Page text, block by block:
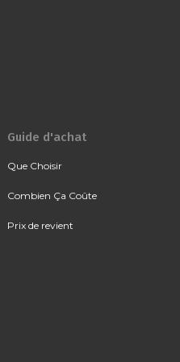
Guide d'achat
Que Choisir
Combien Ça Coûte
Prix de revient